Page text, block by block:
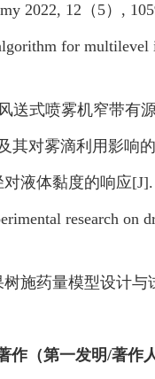
2022, 12 （ 5） ,
for multilevel
送式喷雾机窄带有
其对雾滴利用影响
液体黏度的响应[J].
research
施药量模型设计与
作（第一发明/著作